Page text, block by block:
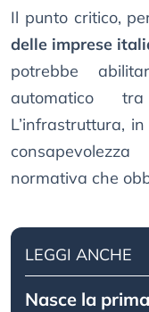
Il punto critico,
delle imprese
potrebbe
automatico
L’infrastruttura,
normativa che
LEGGI ANCHE
Nasce la